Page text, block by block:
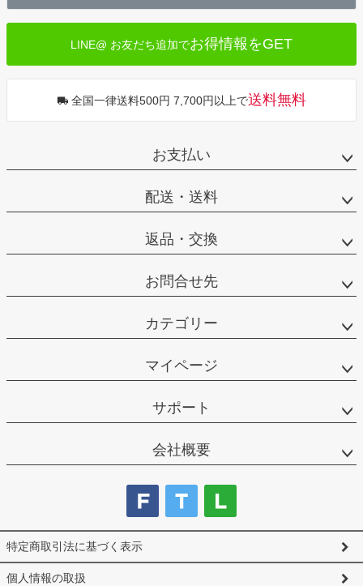
へ
LINE@ お友だち追加でお得情報をGET
全国一律送料500円 7,700円以上で送料無料
お支払い
配送・送料
返品・交換
お問合せ先
カテゴリー
マイページ
サポート
会社概要
特定商取引法に基づく表示
個人情報の取扱